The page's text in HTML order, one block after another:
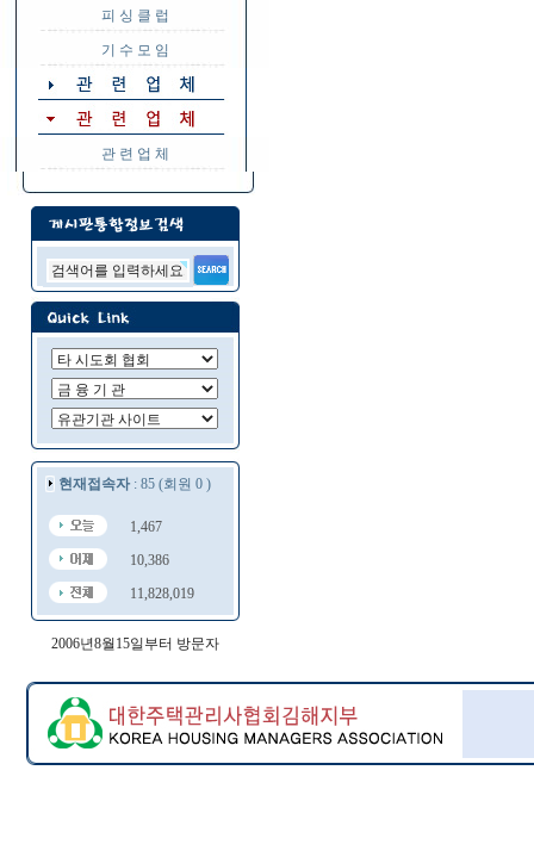
피 싱 클 럽
기 수 모 임
관 련 업 체
현재접속자: 85 (회원 0 )
1,467
10,386
11,828,019
2006년8월15일부터 방문자